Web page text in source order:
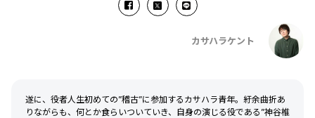
カサハラケント
遂に、役者人生初めての”稽古”に参加するカサハラ青年。紆余曲折あ
りながらも、何とか食らいついていき、自身の演じる役である”神谷椎